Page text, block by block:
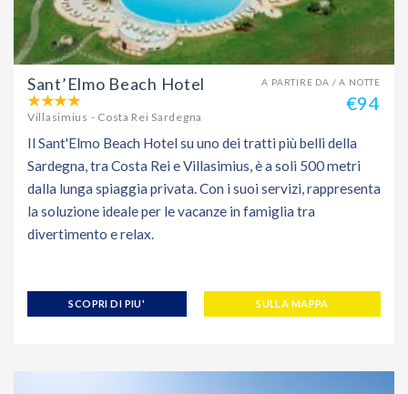
A PARTIRE DA / A NOTTE
€94
Sant’Elmo Beach Hotel
Villasimius - Costa Rei Sardegna
Il Sant'Elmo Beach Hotel su uno dei tratti più belli della
Sardegna, tra Costa Rei e Villasimius, è a soli 500 metri
dalla lunga spiaggia privata. Con i suoi servizi, rappresenta
la soluzione ideale per le vacanze in famiglia tra
divertimento e relax.
SCOPRI DI PIU' SULLA MAPPA